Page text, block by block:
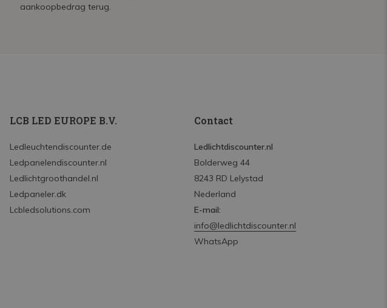
aankoopbedrag terug.
LCB LED EUROPE B.V.
Ledleuchtendiscounter.de
Ledpanelendiscounter.nl
Ledlichtgroothandel.nl
Ledpaneler.dk
Lcbledsolutions.com
Contact
Ledlichtdiscounter.nl
Bolderweg 44
8243 RD Lelystad
Nederland
E-mail:
info@ledlichtdiscounter.nl
WhatsApp